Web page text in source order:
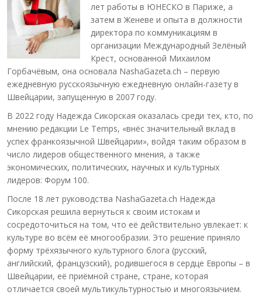
лет работы в ЮНЕСКО в Париже, а
затем в Женеве и опыта в должности
директора по коммуникациям в
организации Международный Зелёный
Крест, основанной Михаилом
Горбачёвым, она основала NashaGazeta.ch – первую
ежедневную русскоязычную ежедневную онлайн-газету в
Швейцарии, запущенную в 2007 году.
В 2022 году Надежда Сикорская оказалась среди тех, кто, по
мнению редакции Le Temps, «внёс значительный вклад в
успех франкоязычной Швейцарии», войдя таким образом в
число лидеров общественного мнения, а также
экономических, политических, научных и культурных
лидеров: Форум 100.
После 18 лет руководства NashaGazeta.ch Надежда
Сикорская решила вернуться к своим истокам и
сосредоточиться на том, что её действительно увлекает: к
культуре во всём её многообразии. Это решение приняло
форму трёхязычного культурного блога (русский,
английский, французский), родившегося в сердце Европы – в
Швейцарии, её приёмной стране, стране, которая
отличается своей мультикультурностью и многоязычием.